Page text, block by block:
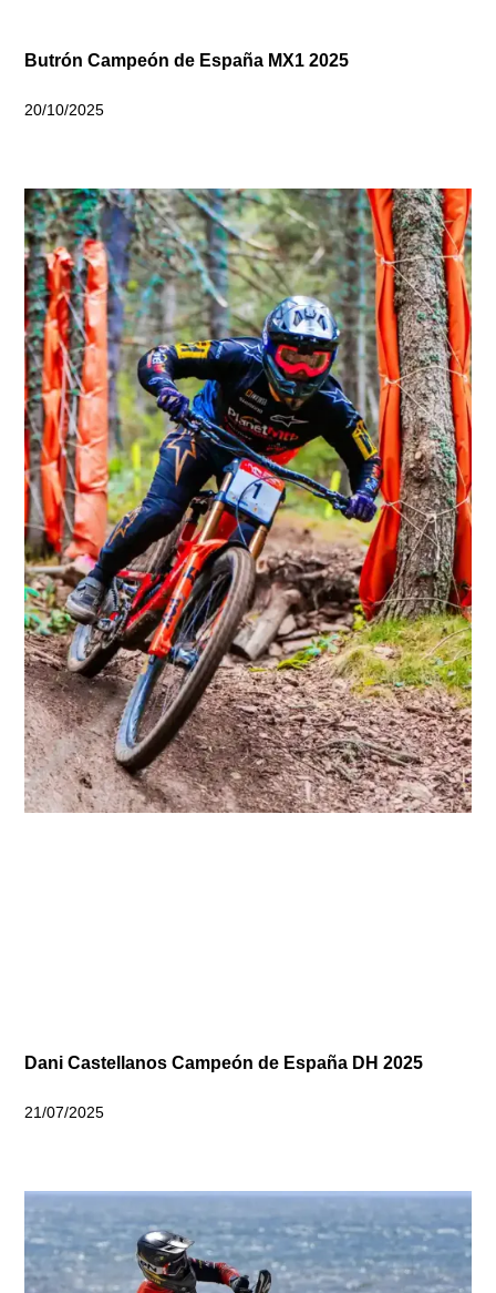
Butrón Campeón de España MX1 2025
20/10/2025
Dani Castellanos Campeón de España DH 2025
21/07/2025